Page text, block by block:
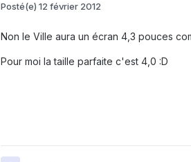
Posté(e) 12 février 2012
Non le Ville aura un écran 4,3 pouces
Pour moi la taille parfaite c'est 4,0 :D